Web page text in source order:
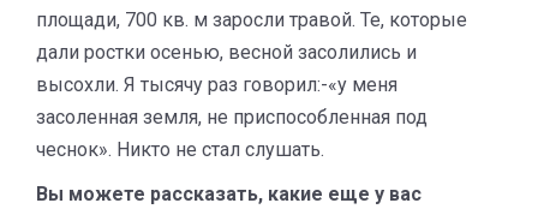
площади, 700 кв. м заросли травой. Те, которые
дали ростки осенью, весной засолились и
высохли. Я тысячу раз говорил:-«у меня
засоленная земля, не приспособленная под
чеснок». Никто не стал слушать.
Вы можете рассказать, какие еще у вас